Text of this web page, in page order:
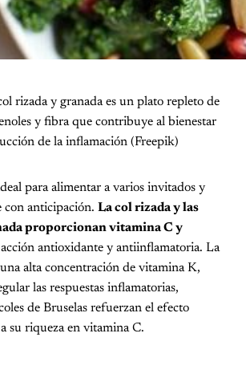
rizada y granada es un plato repleto de
y fibra que contribuye al bienestar
de la inflamación (Freepik)
para alimentar a varios invitados y
con anticipación. La col rizada y las
proporcionan vitamina C y
antioxidante y antiinflamatoria. La
alta concentración de vitamina K,
las respuestas inflamatorias,
de Bruselas refuerzan el efecto
su riqueza en vitamina C.